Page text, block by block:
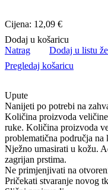
Cijena: 12,09 €
Dodaj u košaricu
Natrag
Dodaj u listu
Pregledaj košaricu
Upute
Nanijeti po potrebi na
Količina proizvoda
ruke. Količina proizvoda
problematična područja na
Nježno umasirati u kožu.
zagrijan prstima.
Ne primjenjivati na
Pričekati stvaranje novog